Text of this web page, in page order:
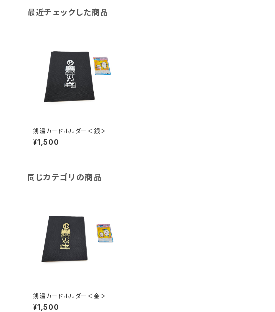
最近チェックした商品
銭湯カードホルダー＜銀＞
¥1,500
同じカテゴリの商品
銭湯カードホルダー＜金＞
¥1,500